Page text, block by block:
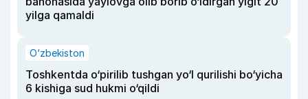
yilga qamaldi
O‘zbekiston
Toshkentda o‘pirilib tushgan yo‘l qurilishi bo‘yicha
6 kishiga sud hukmi o‘qildi